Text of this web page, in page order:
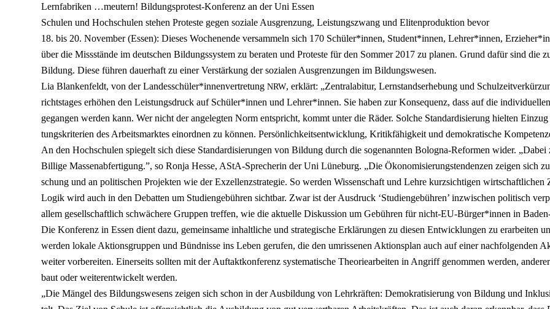
Lern­fa­bri­ken …meu­tern! Bil­dungs­pro­test-Kon­fe­renz an der Uni Essen
Schu­len und Hoch­schu­len ste­hen Pro­tes­te gegen sozia­le Aus­gren­zung, Leis­tungs­zwang und Eli­ten­pro­duk­ti­on bevor
18. bis 20. Novem­ber (Essen): Die­ses Wochen­en­de ver­sam­meln sich 170 Schüler*innen, Student*innen, Lehrer*innen,
über die Miss­stän­de im deut­schen Bil­dungs­sys­tem zu bera­ten und Pro­tes­te für den Som­mer 2017 zu pla­nen. Grund dafür sind
Bil­dung. Die­se füh­ren dau­er­haft zu einer Ver­stär­kung der sozia­len Aus­gren­zun­gen im Bil­dungs­we­sen.
Lia Blan­ken­feldt, von der Landesschüler*innenvertretung NRW, erklärt: „Zen­tral­ab­itur, Lern­stands­er­he­bung und
richts­ta­ges erhö­hen den Leis­tungs­druck auf Schüler*innen und Lehrer*innen. Sie haben zur Kon­se­quenz, dass auf die
ge­gan­gen wer­den kann. Wer nicht der ange­leg­ten Norm ent­spricht, kommt unter die Räder. Sol­che Stan­dar­di­sie­rung hiel­ten
tungs­kri­te­ri­en des Arbeits­mark­tes ein­ord­nen zu kön­nen. Per­sön­lich­keits­ent­wick­lung, Kri­tik­fä­hig­keit und demo­kra­ti­sche
An den Hoch­schu­len spie­gelt sich die­se Stan­dar­di­sie­run­gen von Bil­dung durch die soge­nann­ten Bolo­gna-Refor­men wider.
Bil­li­ge Mas­sen­ab­fer­ti­gung.”, so Ron­ja Hes­se, AStA-Spre­che­rin der Uni Lüne­burg. „Die Öko­no­mi­sie­rungs­ten­den­zen zei­gen sich
schung und an poli­ti­schen Pro­jek­ten wie der Exzel­lenz­stra­te­gie. So wer­den Wis­sen­schaft und Leh­re kurz­sich­ti­gen
Logik wird auch in den Debat­ten um Stu­di­en­ge­büh­ren sicht­bar. Zwar ist der Aus­druck ‘Stu­di­en­ge­büh­ren’ inzwi­schen poli­tisch
allem gesell­schaft­lich schwä­che­re Grup­pen tref­fen, wie die aktu­el­le Dis­kus­si­on um Gebüh­ren für nicht-EU-Bürger*innen in
Die Kon­fe­renz in Essen dient dazu, gemein­sa­me inhalt­li­che und stra­te­gi­sche Erklä­run­gen zu die­sen Ent­wick­lun­gen zu erar­bei­ten
wer­den loka­le Akti­ons­grup­pen und Bünd­nis­se ins Leben geru­fen, die den umris­se­nen Akti­ons­plan auch auf einer nach­fol­gen­den
wei­ter vor­be­rei­ten. Einer­seits soll­ten mit der Auf­takt­kon­fe­renz sys­te­ma­ti­sche Theo­rie­ar­bei­ten in Angriff genom­men wer­den,
baut oder wei­ter­ent­wi­ckelt wer­den.
„Die Män­gel des Bil­dungs­we­sens zei­gen sich schon in der Aus­bil­dung von Lehr­kräf­ten: Demo­kra­ti­sie­rung von Bil­dung und